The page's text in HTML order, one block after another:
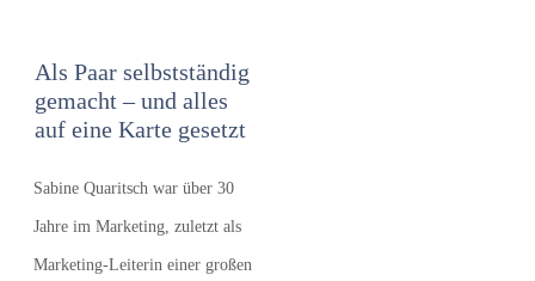
Als Paar selbstständig
gemacht – und alles
auf eine Karte gesetzt
Sabine Quaritsch war über 30
Jahre im Marketing, zuletzt als
Marketing-Leiterin einer großen